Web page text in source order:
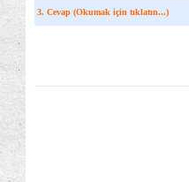
3. Cevap (Okumak için tıklatın...)